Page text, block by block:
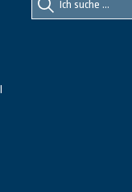
nach::
nach: